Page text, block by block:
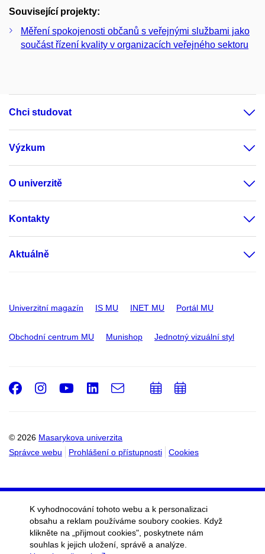
Související projekty:
Měření spokojenosti občanů s veřejnými službami jako
součást řízení kvality v organizacích veřejného sektoru
Chci studovat
Výzkum
O univerzitě
Kontakty
Aktuálně
Univerzitní magazín IS MU INET MU Portál MU
Obchodní centrum MU Munishop Jednotný vizuální styl
© 2026 Masarykova univerzita
Správce webu
Prohlášení o přístupnosti Cookies
Facebook
Instagram
Youtube
LinkedIn
e-
Email
PřidatPřidat
K vyhodnocování tohoto webu a k personalizaci
obsahu a reklam používáme soubory cookies. Když
klikněte na „přijmout cookies", poskytnete nám
souhlas k jejich uložení, správě a analýze.